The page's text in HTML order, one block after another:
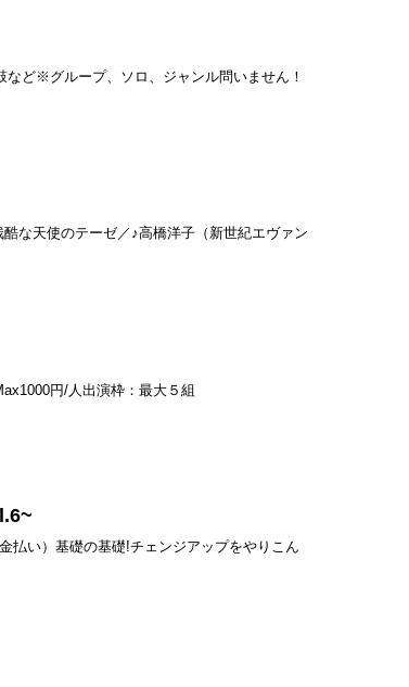
ど※グループ、ソロ、ジャンル問いません！
な天使のテーゼ／♪高橋洋子（新世紀エヴァン
円/人出演枠：最大５組
払い）基礎の基礎!チェンジアップをやりこん